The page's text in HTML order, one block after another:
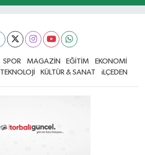
SPOR MAGAZİN EĞİTİM
EKONOMİ
TEKNOLOJİ KÜLTÜR & SANAT iLÇEDEN